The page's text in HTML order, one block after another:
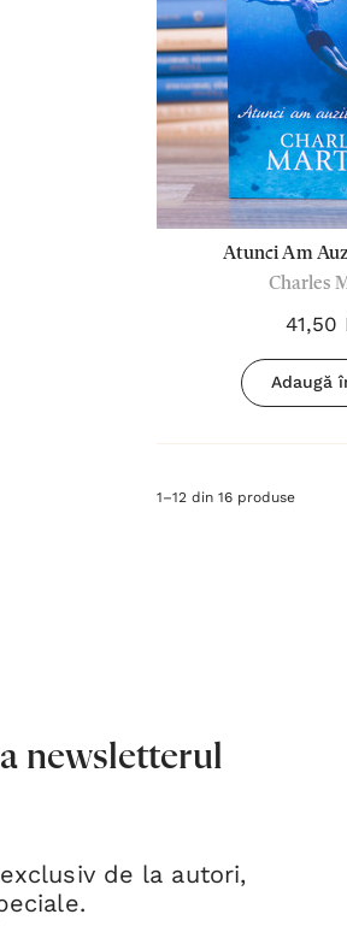
Atunci Am
Charles
41,50
Adaugă
1–12 din 16 produse
newsletterul
de la autori,